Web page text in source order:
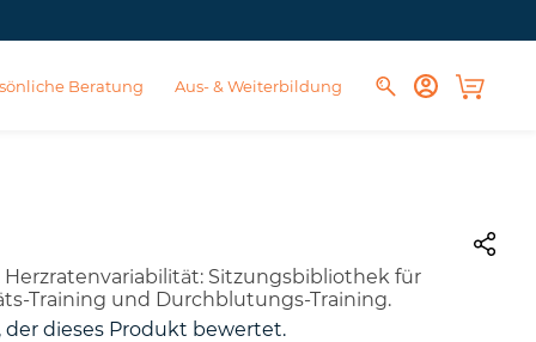
Beratung Aus- & Weiterbildung
Sitzungsbibliothek für
Training und Durchblutungs-Training.
der dieses Produkt bewertet.